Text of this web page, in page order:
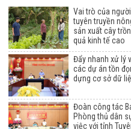
Vai trò của
tuyên truyền
sản xuất cây
quả kinh tế cao
Đẩy nhanh xử lý
các dự án tồn
dựng cơ sở dữ
Đoàn công tác
Phòng thủ dân
việc với tỉnh